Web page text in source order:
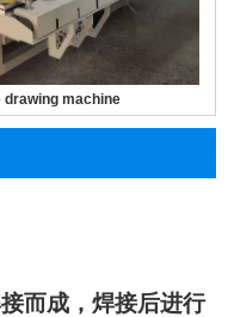
machine
而成，焊接后进行